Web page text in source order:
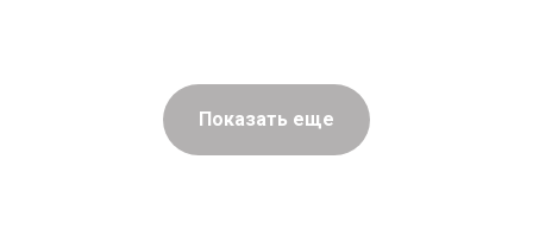
Показать еще